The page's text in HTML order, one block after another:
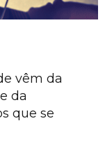
vêm da
da
que se